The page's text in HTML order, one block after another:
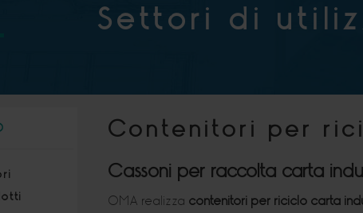
Settori di
Contenitori per
Cassoni per raccolta carta
OMA realizza contenitori per riciclo carta